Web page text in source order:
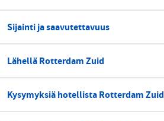
Sijainti ja saavutettavuus
Lähellä Rotterdam Zuid
Kysymyksiä hotellista Rotterdam Zuid